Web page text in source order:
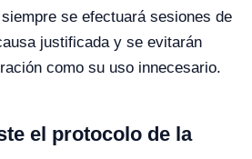
se efectuará sesiones de
justificada y se evitarán
como su uso innecesario.
el protocolo de la